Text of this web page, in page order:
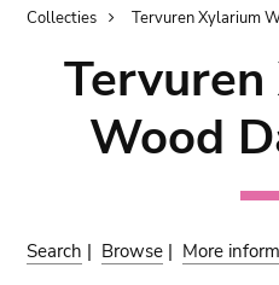
Collecties
Tervuren Xylarium
Wood
Search | Browse | More